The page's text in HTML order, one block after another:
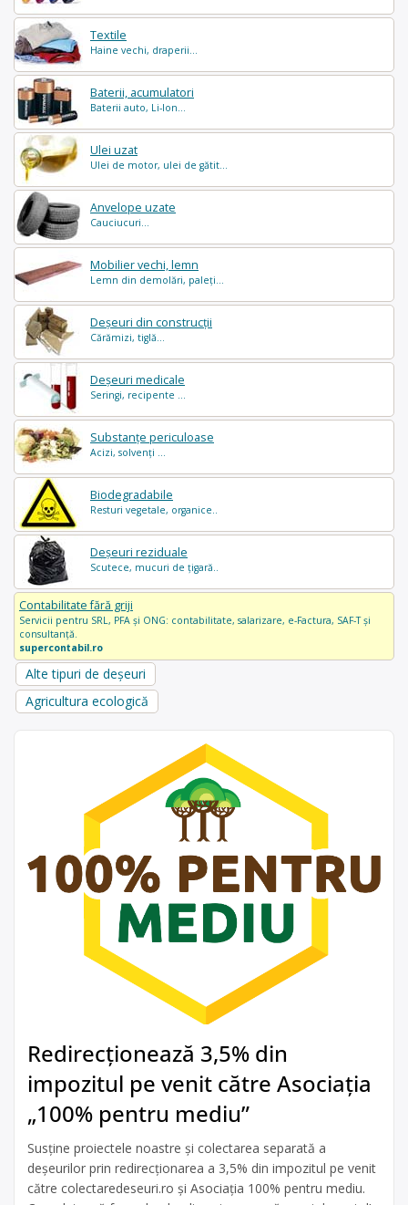
Textile
Haine vechi, draperii...
Baterii, acumulatori
Baterii auto, Li-Ion...
Ulei uzat
Ulei de motor, ulei de gătit...
Anvelope uzate
Cauciucuri...
Mobilier vechi, lemn
Lemn din demolări, paleți...
Deșeuri din construcții
Cărămizi, tiglă...
Deșeuri medicale
Seringi, recipente ...
Substanțe periculoase
Acizi, solvenți ...
Biodegradabile
Resturi vegetale, organice..
Deșeuri reziduale
Scutece, mucuri de țigară..
Contabilitate fără griji
Servicii pentru SRL, PFA și ONG: contabilitate, salarizare, e-Factura, SAF-T și
consultanță.
supercontabil.ro
Alte tipuri de deșeuri
Agricultura ecologică
Redirecționează 3,5% din
impozitul pe venit către Asociația
„100% pentru mediu”
Susține proiectele noastre și colectarea separată a
deșeurilor prin redirecționarea a 3,5% din impozitul pe venit
către colectaredeseuri.ro și Asociația 100% pentru mediu.